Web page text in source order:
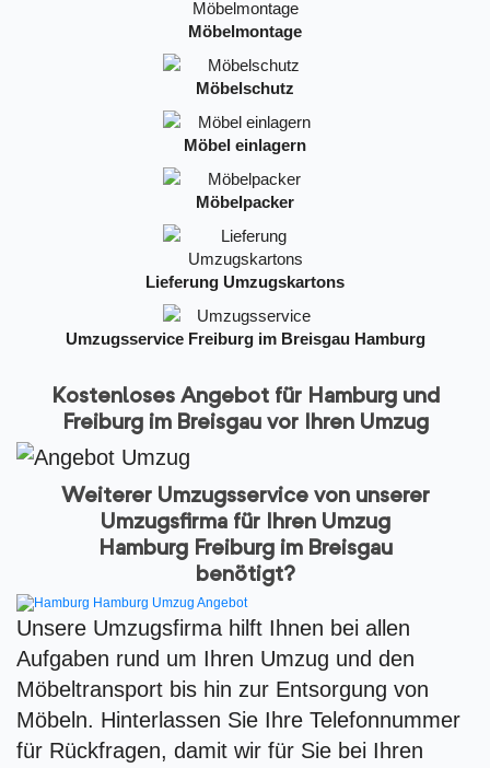
Möbelmontage
Möbelschutz
Möbel einlagern
Möbelpacker
Lieferung Umzugskartons
Umzugsservice Freiburg im Breisgau Hamburg
Kostenloses Angebot für Hamburg und
Freiburg im Breisgau vor Ihren Umzug
Weiterer Umzugsservice von unserer
Umzugsfirma für Ihren Umzug
Hamburg Freiburg im Breisgau
benötigt?
Unsere Umzugsfirma hilft Ihnen bei allen
Aufgaben rund um Ihren Umzug und den
Möbeltransport bis hin zur Entsorgung von
Möbeln. Hinterlassen Sie Ihre Telefonnummer
für Rückfragen, damit wir für Sie bei Ihren